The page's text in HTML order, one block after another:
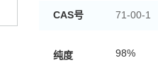
CAS号
71-00-1
纯度
98%